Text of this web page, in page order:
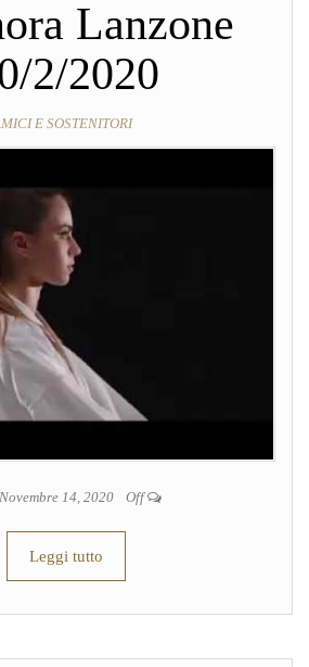
Lanzone
2/2020
E SOSTENITORI
Novembre 14, 2020 Off
Leggi tutto